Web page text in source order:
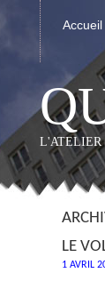
Accueil
L'ATELIER
LE
1 AVRIL